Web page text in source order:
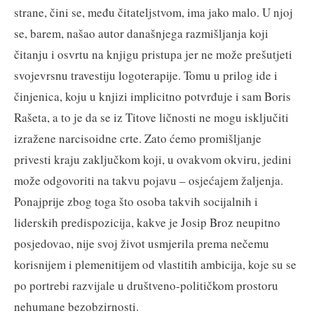
strane, čini se, među čitateljstvom, ima jako malo. U njoj
se, barem, našao autor današnjega razmišljanja koji
čitanju i osvrtu na knjigu pristupa jer ne može prešutjeti
svojevrsnu travestiju logoterapije. Tomu u prilog ide i
činjenica, koju u knjizi implicitno potvrđuje i sam Boris
Rašeta, a to je da se iz Titove ličnosti ne mogu isključiti
izražene narcisoidne crte. Zato ćemo promišljanje
privesti kraju zaključkom koji, u ovakvom okviru, jedini
može odgovoriti na takvu pojavu – osjećajem žaljenja.
Ponajprije zbog toga što osoba takvih socijalnih i
liderskih predispozicija, kakve je Josip Broz neupitno
posjedovao, nije svoj život usmjerila prema nečemu
korisnijem i plemenitijem od vlastitih ambicija, koje su se
po portrebi razvijale u društveno-političkom prostoru
nehumane bezobzirnosti.